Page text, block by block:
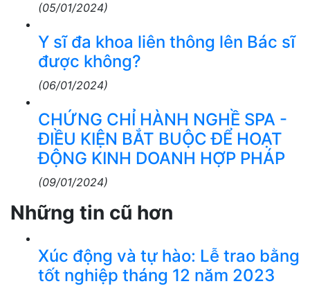
(05/01/2024)
Y sĩ đa khoa liên thông lên Bác sĩ
được không?
(06/01/2024)
CHỨNG CHỈ HÀNH NGHỀ SPA -
ĐIỀU KIỆN BẮT BUỘC ĐỂ HOẠT
ĐỘNG KINH DOANH HỢP PHÁP
(09/01/2024)
Những tin cũ hơn
Xúc động và tự hào: Lễ trao bằng
tốt nghiệp tháng 12 năm 2023